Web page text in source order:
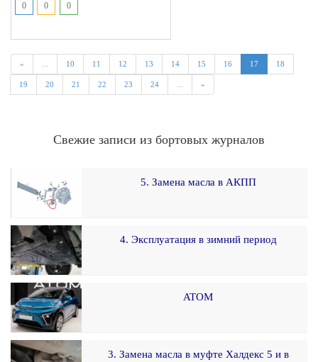
0
0 0
« 10 11 12 13 14 15 16 17 18
19 20 21 22 23 24 »
Свежие записи из бортовых журналов
5. Замена масла в АКПП
4. Эксплуатация в зимний период
ATOM
3. Замена масла в муфте Халдекс 5 и в